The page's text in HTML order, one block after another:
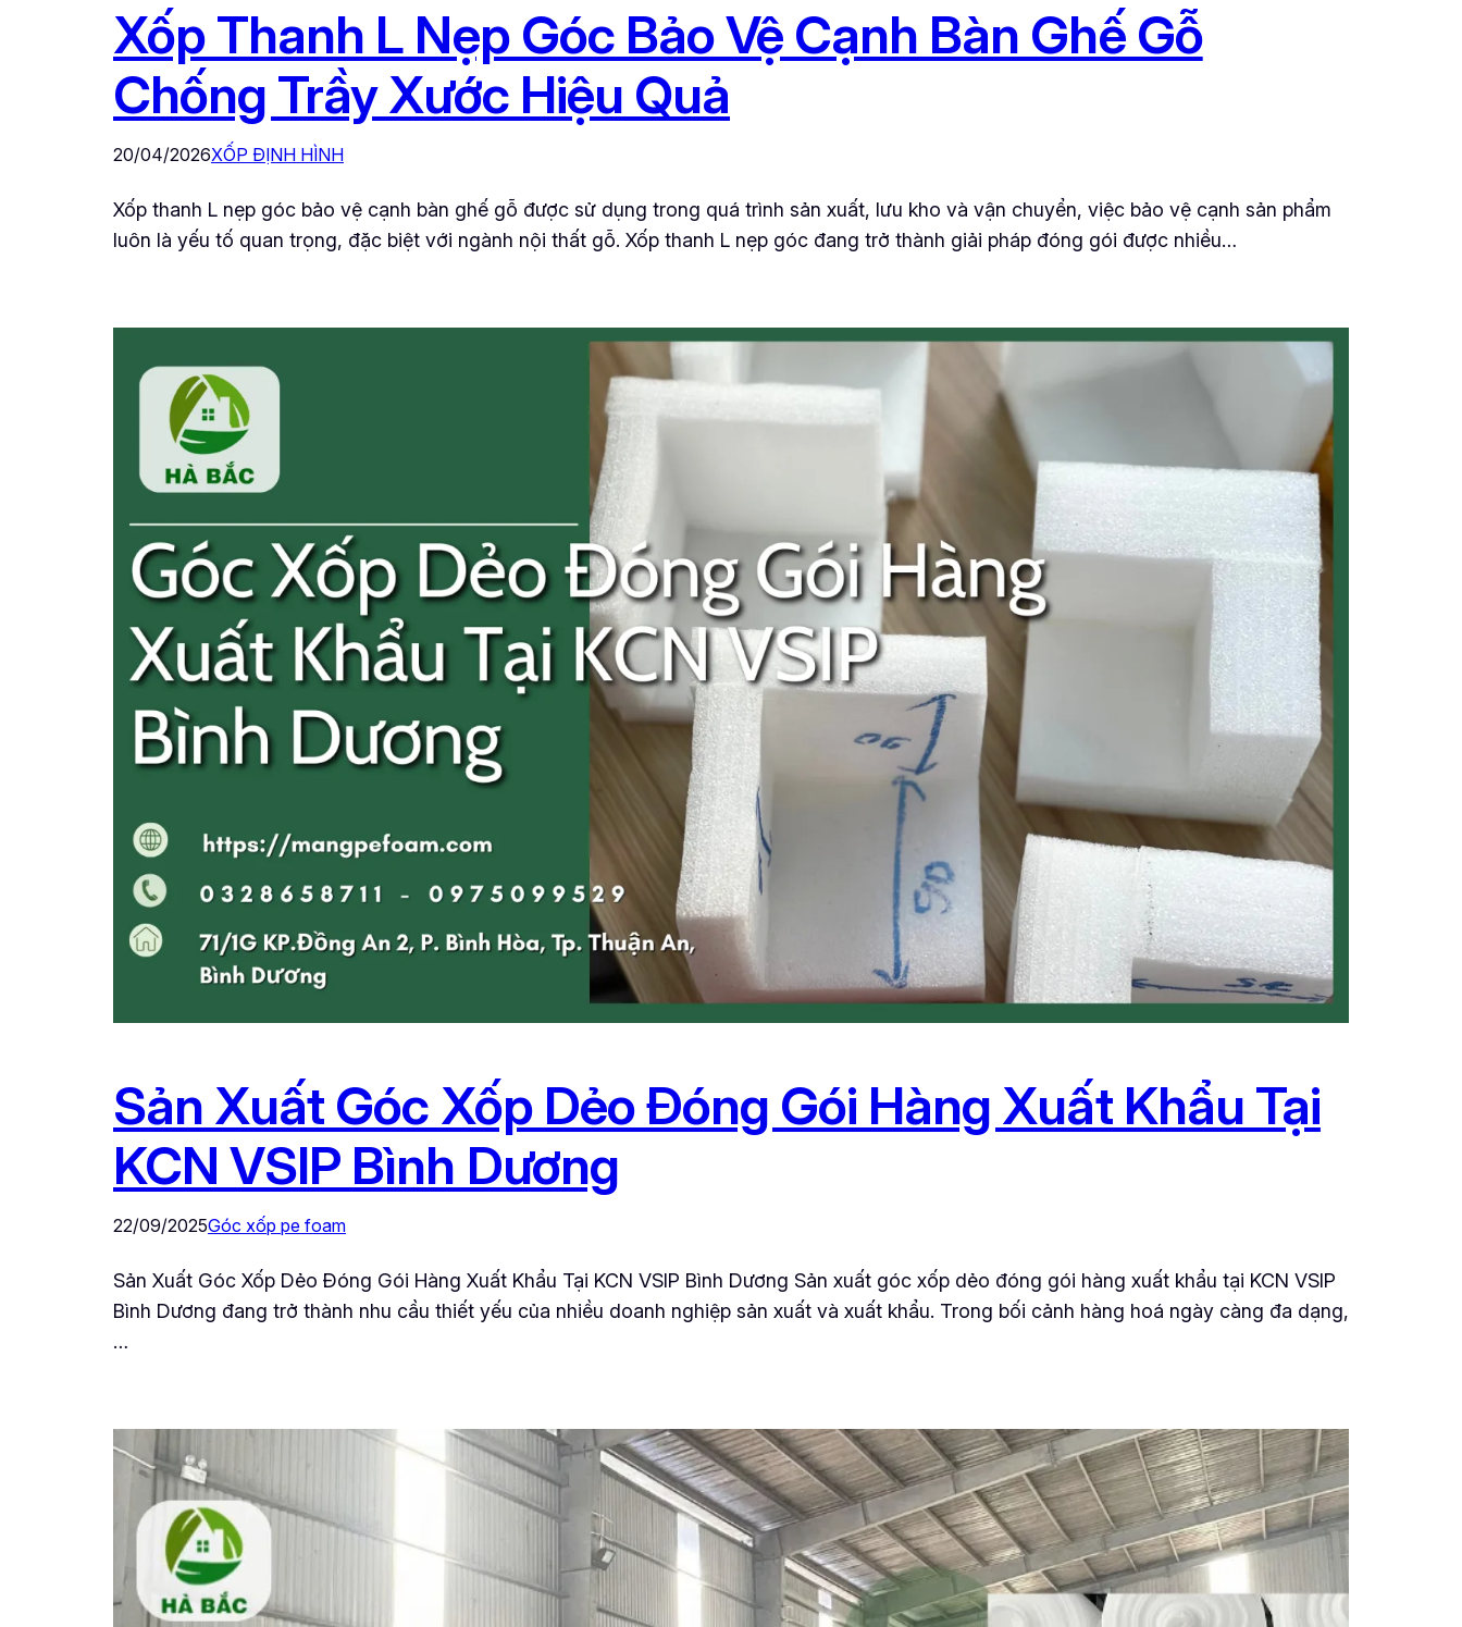
Xốp Thanh L Nẹp Góc Bảo Vệ Cạnh Bàn Ghế Gỗ
Chống Trầy Xước Hiệu Quả
20/04/2026XỐP ĐỊNH HÌNH
Xốp thanh L nẹp góc bảo vệ cạnh bàn ghế gỗ được sử dụng trong quá trình sản xuất, lưu kho và vận chuyển, việc bảo vệ cạnh sản phẩm
luôn là yếu tố quan trọng, đặc biệt với ngành nội thất gỗ. Xốp thanh L nẹp góc đang trở thành giải pháp đóng gói được nhiều…
Sản Xuất Góc Xốp Dẻo Đóng Gói Hàng Xuất Khẩu Tại
KCN VSIP Bình Dương
22/09/2025Góc xốp pe foam
Sản Xuất Góc Xốp Dẻo Đóng Gói Hàng Xuất Khẩu Tại KCN VSIP Bình Dương Sản xuất góc xốp dẻo đóng gói hàng xuất khẩu tại KCN VSIP
Bình Dương đang trở thành nhu cầu thiết yếu của nhiều doanh nghiệp sản xuất và xuất khẩu. Trong bối cảnh hàng hoá ngày càng đa dạng,
…